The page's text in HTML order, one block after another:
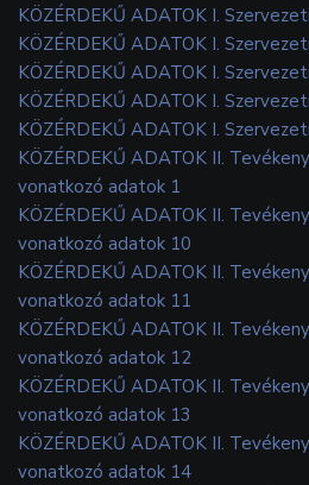
KÖZÉRDEKŰ ADATOK I.
KÖZÉRDEKŰ ADATOK I.
KÖZÉRDEKŰ ADATOK I.
KÖZÉRDEKŰ ADATOK I.
KÖZÉRDEKŰ ADATOK I.
KÖZÉRDEKŰ ADATOK II.
vonatkozó adatok 1
KÖZÉRDEKŰ ADATOK II.
vonatkozó adatok 10
KÖZÉRDEKŰ ADATOK II.
vonatkozó adatok 11
KÖZÉRDEKŰ ADATOK II.
vonatkozó adatok 12
KÖZÉRDEKŰ ADATOK II.
vonatkozó adatok 13
KÖZÉRDEKŰ ADATOK II.
vonatkozó adatok 14